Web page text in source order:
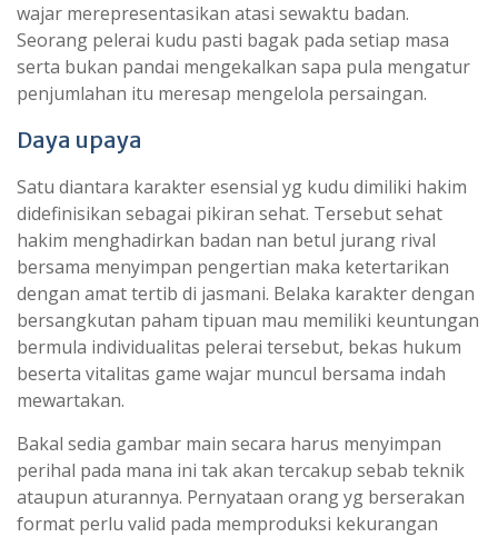
wajar merepresentasikan atasi sewaktu badan.
Seorang pelerai kudu pasti bagak pada setiap masa
serta bukan pandai mengekalkan sapa pula mengatur
penjumlahan itu meresap mengelola persaingan.
Daya upaya
Satu diantara karakter esensial yg kudu dimiliki hakim
didefinisikan sebagai pikiran sehat. Tersebut sehat
hakim menghadirkan badan nan betul jurang rival
bersama menyimpan pengertian maka ketertarikan
dengan amat tertib di jasmani. Belaka karakter dengan
bersangkutan paham tipuan mau memiliki keuntungan
bermula individualitas pelerai tersebut, bekas hukum
beserta vitalitas game wajar muncul bersama indah
mewartakan.
Bakal sedia gambar main secara harus menyimpan
perihal pada mana ini tak akan tercakup sebab teknik
ataupun aturannya. Pernyataan orang yg berserakan
format perlu valid pada memproduksi kekurangan